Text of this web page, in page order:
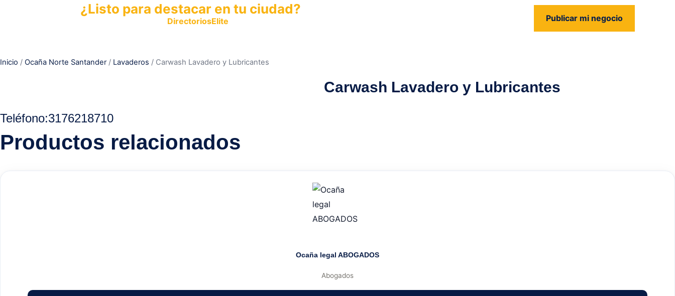
¿Listo para destacar en tu ciudad?
DirectoriosElite Publicar mi negocio
Inicio / Ocaña Norte Santander/ Lavaderos / Carwash Lavadero y Lubricantes
Carwash Lavadero y Lubricantes
Teléfono:3176218710
Productos relacionados
Ocaña legal ABOGADOS
Abogados